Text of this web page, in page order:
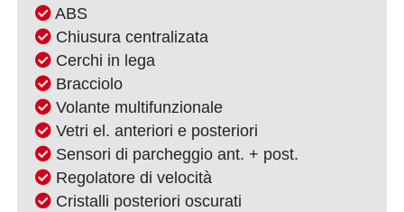
ABS
Chiusura centralizata
Cerchi in lega
Bracciolo
Volante multifunzionale
Vetri el. anteriori e posteriori
Sensori di parcheggio ant. + post.
Regolatore di velocità
Cristalli posteriori oscurati